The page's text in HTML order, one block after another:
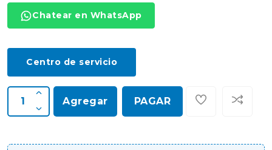
Chatear en WhatsApp
Centro de servicio
Agregar PAGAR